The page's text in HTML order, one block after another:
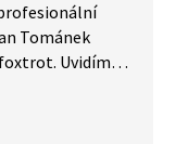
Tománek
Uvidíme